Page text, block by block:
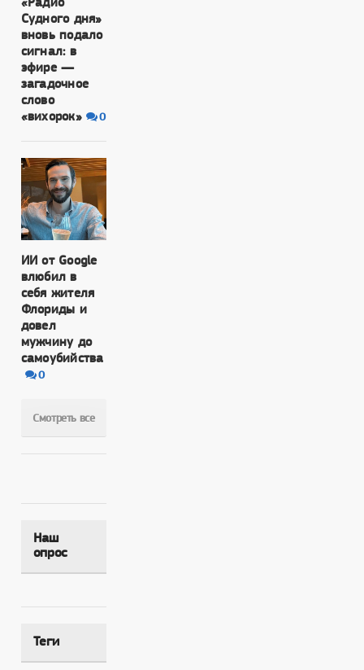
Судного дня»
вновь подало
сигнал: в
эфире —
загадочное
слово
«вихорок»
0
ИИ от Google
влюбил в
себя жителя
Флориды и
довел
мужчину до
самоубийства
0
Смотреть все
Наш
опрос
Теги